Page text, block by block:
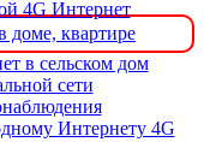
4G Интернет
доме, квартире
в сельском дом
сети
Интернету 4G